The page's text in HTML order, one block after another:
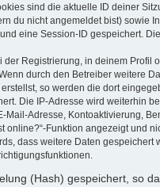
sind die aktuelle ID deiner
du nicht angemeldet bist) sowie
eine Session-ID gespeichert.
Registrierung, in deinem
durch den Betreiber weitere
so werden die dort
Die IP-Adresse wird weiterhin
Adresse, Kontoaktivierung,
online?“-Funktion angezeigt und
dass weitere Daten
(Hash) gespeichert, so